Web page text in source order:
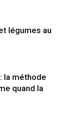
légumes au
la méthode
quand la